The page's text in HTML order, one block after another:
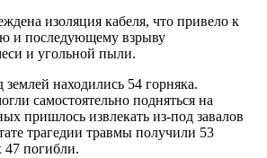
изоляция кабеля, что привело к
и последующему взрыву
и угольной пыли.
находились 54 горняка.
самостоятельно подняться на
пришлось извлекать из-под завалов
трагедии травмы получили 53
47 погибли.